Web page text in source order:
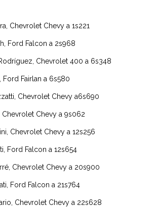
Chevrolet Chevy a 1s221
Ford Falcon a 2s968
Chevrolet 400 a 6s348
Ford Fairlan a 6s580
Chevrolet Chevy a6s690
Chevy a 9s062
Chevrolet Chevy a 12s256
Ford Falcon a 12s654
Chevrolet Chevy a 20s900
Ford Falcon a 21s764
Chevrolet Chevy a 22s628